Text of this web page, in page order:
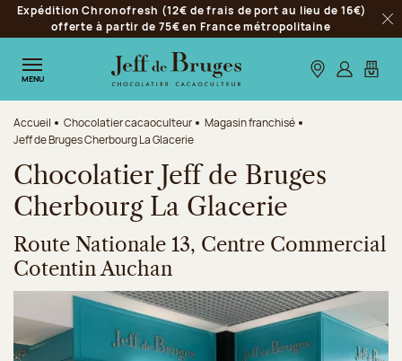
Aller à la navigation
Aller au contenu principal
Aller au pied de page
Expédition Chronofresh (12€ de frais de port au lieu de 16€)
offerte à partir de 75€ en France métropolitaine
MENU Nos boutiques
S’identifier
Mon
Accueil Chocolatier cacaoculteur
Magasin franchisé
Jeff de Bruges Cherbourg La Glacerie
Chocolatier Jeff de Bruges
Cherbourg La Glacerie
Route Nationale 13, Centre Commercial
Cotentin Auchan